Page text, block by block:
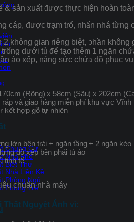
Chung Cư
Nhà Phố
Biệt Thự
Nhà Liền Kề
Phòng Ngủ
Phòng Trẻ
& sản xuất được thực hiện hoàn
cáp, được trạm trổ, nhấn nhá từng
2 không gian riêng biệt, phần
dưới tủ để tạo thêm 1 ngăn
áo xếp, nâng sức chứa đồ phục
(Rộng) x 58cm (Sâu) x 202cm
và giao hàng miễn phí khu vực Vĩnh
kết hợp gỗ tự nhiên
lớn bên trái + ngăn tầng + 2 ngăn kéo
đồ xếp bên phải tủ áo
tinh tế
chuẩn nhà máy
Thất Nguyệt Ánh vì: